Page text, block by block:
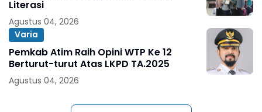
Literasi
Agustus 04, 2026
Varia
Pemkab Atim Raih Opini WTP Ke 12
Berturut-turut Atas LKPD TA.2025
Agustus 04, 2026